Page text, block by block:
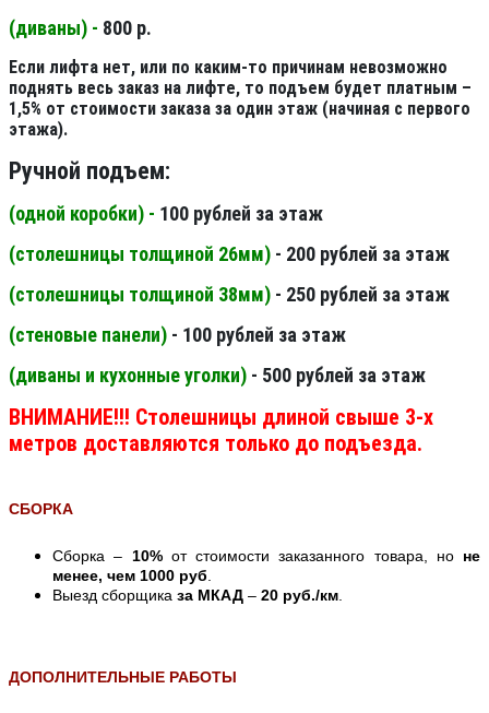
(диваны) - 800 р.
Если лифта нет, или по каким-то причинам невозможно
поднять весь заказ на лифте, то подъем будет платным –
1,5% от стоимости заказа за один этаж (начиная с первого
этажа).
Ручной подъем:
(одной коробки) - 100 рублей за этаж
(столешницы толщиной 26мм) - 200 рублей за этаж
(столешницы толщиной 38мм) - 250 рублей за этаж
(стеновые панели) - 100 рублей за этаж
(диваны и кухонные уголки) - 500 рублей за этаж
ВНИМАНИЕ!!! Столешницы длиной свыше 3-х
метров доставляются только до подъезда.
СБОРКА
Сборка – 10%от стоимости заказанного товара, но не
менее, чем 1000 руб
Выезд сборщика за МКАД – 20 руб./км
ДОПОЛНИТЕЛЬНЫЕ РАБОТЫ